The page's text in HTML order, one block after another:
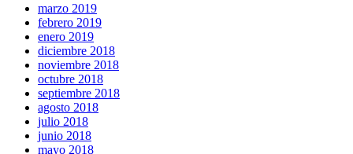
marzo 2019
febrero 2019
enero 2019
diciembre 2018
noviembre 2018
octubre 2018
septiembre 2018
agosto 2018
julio 2018
junio 2018
mayo 2018